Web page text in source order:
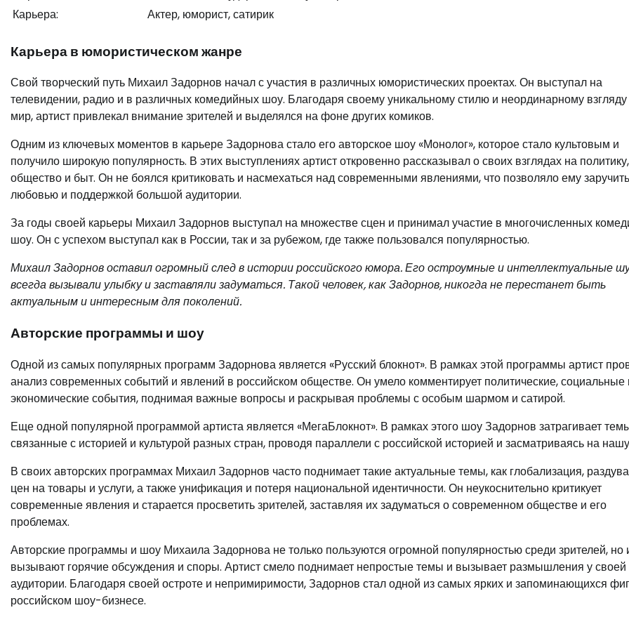
Карьера:
Актер, юморист, сатирик
Карьера в юмористическом жанре
Свой творческий путь Михаил Задорнов начал с участия в различных юмористических проектах. Он выступал на
телевидении, радио и в различных комедийных шоу. Благодаря своему уникальному стилю и неординарному
мир, артист привлекал внимание зрителей и выделялся на фоне других комиков.
Одним из ключевых моментов в карьере Задорнова стало его авторское шоу «Монолог», которое стало культовым и
получило широкую популярность. В этих выступлениях артист откровенно рассказывал о своих взглядах на политику,
общество и быт. Он не боялся критиковать и насмехаться над современными явлениями, что позволяло ему
любовью и поддержкой большой аудитории.
За годы своей карьеры Михаил Задорнов выступал на множестве сцен и принимал участие в многочисленных
шоу. Он с успехом выступал как в России, так и за рубежом, где также пользовался популярностью.
Михаил Задорнов оставил огромный след в истории российского юмора. Его остроумные и интеллектуальные
всегда вызывали улыбку и заставляли задуматься. Такой человек, как Задорнов, никогда не перестанет быть
актуальным и интересным для поколений.
Авторские программы и шоу
Одной из самых популярных программ Задорнова является «Русский блокнот». В рамках этой программы артист
анализ современных событий и явлений в российском обществе. Он умело комментирует политические, социальные
экономические события, поднимая важные вопросы и раскрывая проблемы с особым шармом и сатирой.
Еще одной популярной программой артиста является «МегаБлокнот». В рамках этого шоу Задорнов затрагивает
связанные с историей и культурой разных стран, проводя параллели с российской историей и засматриваясь на
В своих авторских программах Михаил Задорнов часто поднимает такие актуальные темы, как глобализация,
цен на товары и услуги, а также унификация и потеря национальной идентичности. Он неукоснительно критикует
современные явления и старается просветить зрителей, заставляя их задуматься о современном обществе и его
проблемах.
Авторские программы и шоу Михаила Задорнова не только пользуются огромной популярностью среди зрителей, но
вызывают горячие обсуждения и споры. Артист смело поднимает непростые темы и вызывает размышления у своей
аудитории. Благодаря своей остроте и непримиримости, Задорнов стал одной из самых ярких и запоминающихся
российском шоу-бизнесе.